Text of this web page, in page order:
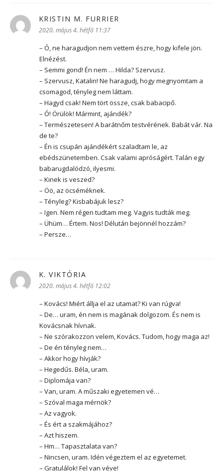
KRISTIN M. FURRIER
2020. május 4. hétfő 11:37
– Ó, ne haragudjon nem vettem észre, hogy kifele jön.
Elnézést.
– Semmi gond! Én nem … Hilda? Szervusz.
– Szervusz, Katalin! Ne haragudj, hogy megnyomtam a
csomagod, tényleg nem láttam.
– Hagyd csak! Nem tört össze, csak babacipő.
– Ó! Örülök! Mármint, ajándék?
– Természetesen! A barátnőm testvérének. Babát vár. Na
de te?
– Én is csupán ajándékért szaladtam le, az
ebédszünetemben. Csak valami apróságért. Talán egy
babarugdalódzó, ilyesmi.
– Kinek is veszed?
– Öö, az öcséméknek.
– Tényleg? Kisbabájuk lesz?
– Igen. Nem régen tudtam meg. Vagyis tudták meg.
– Ühüm… Értem. Nos! Délután bejönnél hozzám?
– Persze…
K. VIKTÓRIA
2020. május 4. hétfő 12:02
– Kovács! Miért állja el az utamat? Ki van rúgva!
– De… uram, én nem is magának dolgozom. És nem is
Kovácsnak hívnak.
– Ne szórakozzon velem, Kovács. Tudom, hogy maga az!
– De én tényleg nem…
– Akkor hogy hívják?
– Hegedűs. Béla, uram.
– Diplomája van?
– Van, uram. A műszaki egyetemen vé…
– Szóval maga mérnök?
– Az vagyok.
– És ért a szakmájához?
– Azt hiszem.
– Hm… Tapasztalata van?
– Nincsen, uram. Idén végeztem el az egyetemet.
– Gratulálok! Fel van véve!